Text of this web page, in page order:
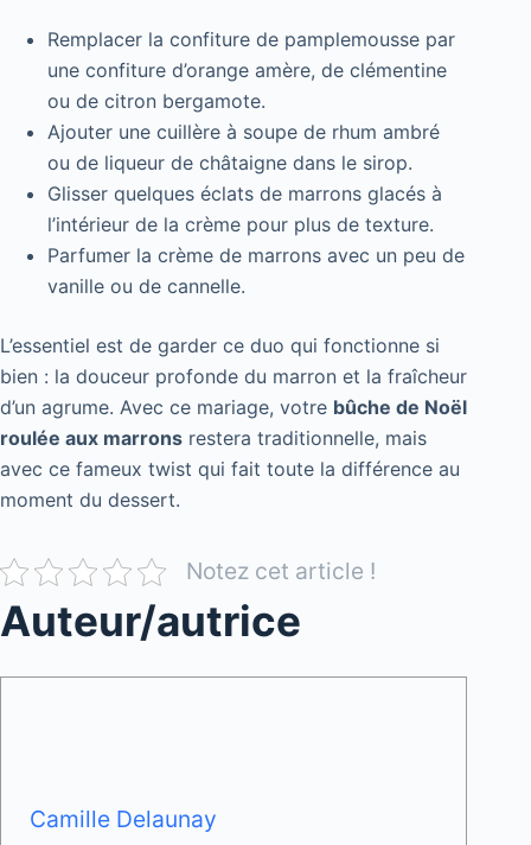
Remplacer la confiture de pamplemousse par
une confiture d’orange amère, de clémentine
ou de citron bergamote.
Ajouter une cuillère à soupe de rhum ambré
ou de liqueur de châtaigne dans le sirop.
Glisser quelques éclats de marrons glacés à
l’intérieur de la crème pour plus de texture.
Parfumer la crème de marrons avec un peu de
vanille ou de cannelle.
L’essentiel est de garder ce duo qui fonctionne si
bien : la douceur profonde du marron et la fraîcheur
d’un agrume. Avec ce mariage, votre bûche de Noël
roulée aux marrons restera traditionnelle, mais
avec ce fameux twist qui fait toute la différence au
moment du dessert.
Notez cet article !
Auteur/autrice
Camille Delaunay